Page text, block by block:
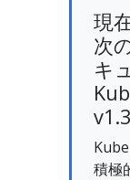
現
次
キ
積極